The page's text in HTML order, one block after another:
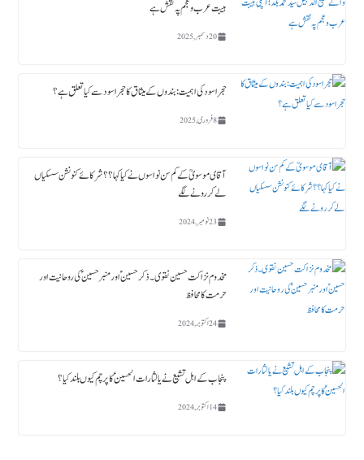
ہیبت عرب و عجم پہ نقش ہے
20 دسمبر, 2025
حجر اسود کی اہمیت : بندوں کے میثاق کا حجر اسود سے کیا تعلق ہے؟
8 فروری, 2025
آقای موسویؒ کے کم سن نواسوں نے کیا کہا ؟؟ شرکائے کنونشن سسکیاں
لے کر رونے لگے
23 نومبر, 2024
مخدوم نزاکت حسین نقوی ۔ ذکر حسین ؑ اور منبر حسین ؑ کی روحانیت اور
حرمت کا محافظ
24 اکتوبر, 2024
پنجاب کے اہل تشیع نے یا لثارات الحسینؑ کا پرچم کیوں بلند کیا ؟
14 اکتوبر, 2024